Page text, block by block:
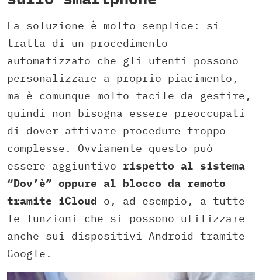
La soluzione è molto semplice: si
tratta di un procedimento
automatizzato che gli utenti possono
personalizzare a proprio piacimento,
ma è comunque molto facile da gestire,
quindi non bisogna essere preoccupati
di dover attivare procedure troppo
complesse. Ovviamente questo può
essere aggiuntivo rispetto al sistema
“Dov’è” oppure al blocco da remoto
tramite iCloud o, ad esempio, a tutte
le funzioni che si possono utilizzare
anche sui dispositivi Android tramite
Google.